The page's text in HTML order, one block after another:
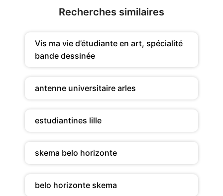
Recherches similaires
Vis ma vie d’étudiante en art, spécialité
bande dessinée
antenne universitaire arles
estudiantines lille
skema belo horizonte
belo horizonte skema